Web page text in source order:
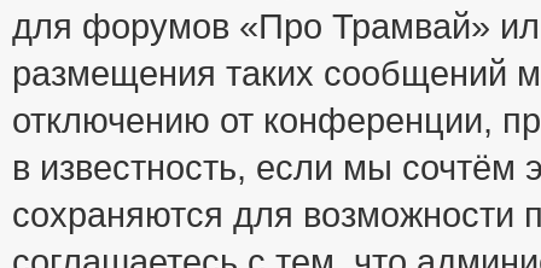
для форумов «Про Трамвай»
размещения таких сообщений
отключению от конференции,
в известность, если мы
сохраняются для возможности